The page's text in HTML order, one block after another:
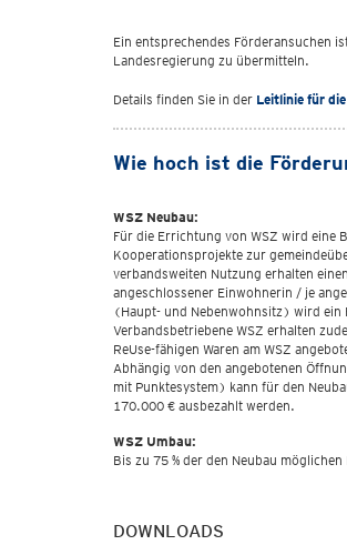
Ein entsprechendes Förderansuchen
Landesregierung zu übermitteln.
Details finden Sie in der Leitlinie für
Wie hoch ist die
WSZ Neubau:
Für die Errichtung von WSZ wird eine
Kooperationsprojekte zur
verbandsweiten Nutzung erhalten
angeschlossener Einwohnerin / je
(Haupt- und Nebenwohnsitz) wird
Verbandsbetriebene WSZ erhalten
ReUse-fähigen Waren am WSZ
Abhängig von den angebotenen
mit Punktesystem) kann für den
170.000 € ausbezahlt werden.
WSZ Umbau:
Bis zu 75 % der den Neubau
DOWNLOADS